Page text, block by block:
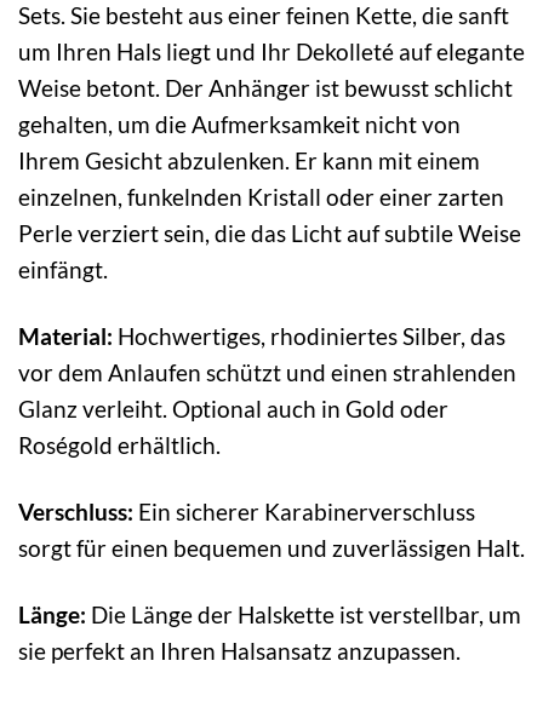
Sets. Sie besteht aus einer feinen Kette, die sanft
um Ihren Hals liegt und Ihr Dekolleté auf elegante
Weise betont. Der Anhänger ist bewusst schlicht
gehalten, um die Aufmerksamkeit nicht von
Ihrem Gesicht abzulenken. Er kann mit einem
einzelnen, funkelnden Kristall oder einer zarten
Perle verziert sein, die das Licht auf subtile Weise
einfängt.
Material: Hochwertiges, rhodiniertes Silber, das
vor dem Anlaufen schützt und einen strahlenden
Glanz verleiht. Optional auch in Gold oder
Roségold erhältlich.
Verschluss: Ein sicherer Karabinerverschluss
sorgt für einen bequemen und zuverlässigen Halt.
Länge: Die Länge der Halskette ist verstellbar, um
sie perfekt an Ihren Halsansatz anzupassen.